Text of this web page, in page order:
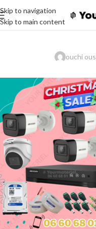
Skip to navigation
Skip to main content
ouchi